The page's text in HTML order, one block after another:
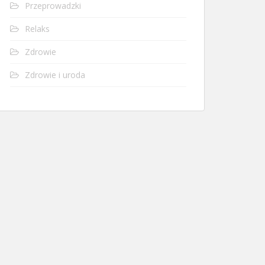
Przeprowadzki
Relaks
Zdrowie
Zdrowie i uroda